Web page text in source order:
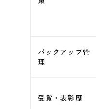
バックアップ管
理
受賞・表彰歴